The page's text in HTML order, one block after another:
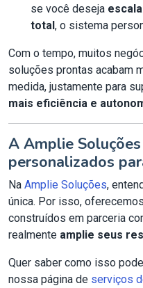
se você deseja
total, o sistema
Com o tempo, muitos
soluções prontas acabam
medida, justamente para
mais eficiência e
A Amplie
personalizados
Na Amplie Soluções,
única. Por isso, oferecemos
construídos em parceria
realmente amplie seus
Quer saber como isso
nossa página de serviços